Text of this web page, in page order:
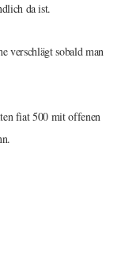
da ist.
verschlägt sobald man
fiat 500 mit offenen